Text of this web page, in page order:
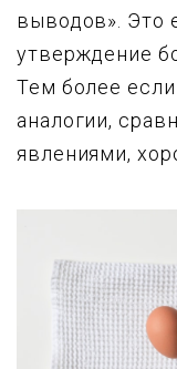
выводов». Это
утверждение
Тем более
аналогии,
явлениями,